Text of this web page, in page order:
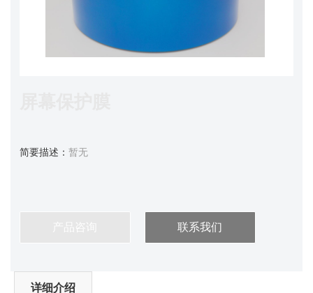
简要描述： 暂无
产品咨询 联系我们
详细介绍